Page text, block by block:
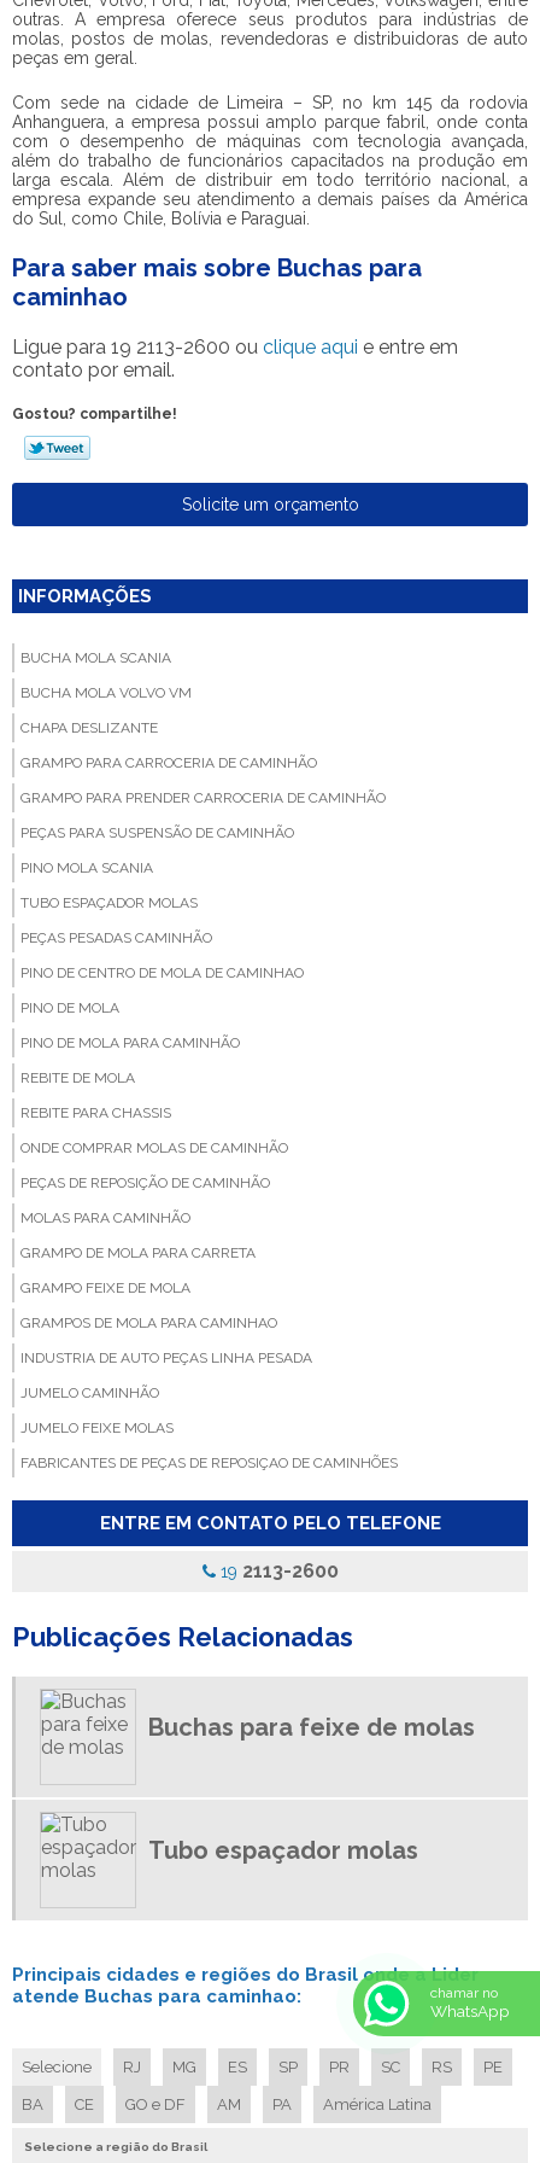
outras. A empresa oferece seus produtos para indústrias de
molas, postos de molas, revendedoras e distribuidoras de auto
peças em geral.
Com sede na cidade de Limeira – SP, no km 145 da rodovia
Anhanguera, a empresa possui amplo parque fabril, onde conta
com o desempenho de máquinas com tecnologia avançada,
além do trabalho de funcionários capacitados na produção em
larga escala. Além de distribuir em todo território nacional, a
empresa expande seu atendimento a demais países da América
do Sul, como Chile, Bolívia e Paraguai.
Para saber mais sobre Buchas para
caminhao
Ligue para 19 2113-2600 ou clique aqui e entre em
contato por email.
Gostou? compartilhe!
Solicite um orçamento
INFORMAÇÕES
BUCHA MOLA SCANIA
BUCHA MOLA VOLVO VM
CHAPA DESLIZANTE
GRAMPO PARA CARROCERIA DE CAMINHÃO
GRAMPO PARA PRENDER CARROCERIA DE CAMINHÃO
PEÇAS PARA SUSPENSÃO DE CAMINHÃO
PINO MOLA SCANIA
TUBO ESPAÇADOR MOLAS
PEÇAS PESADAS CAMINHÃO
PINO DE CENTRO DE MOLA DE CAMINHAO
PINO DE MOLA
PINO DE MOLA PARA CAMINHÃO
REBITE DE MOLA
REBITE PARA CHASSIS
ONDE COMPRAR MOLAS DE CAMINHÃO
PEÇAS DE REPOSIÇÃO DE CAMINHÃO
MOLAS PARA CAMINHÃO
GRAMPO DE MOLA PARA CARRETA
GRAMPO FEIXE DE MOLA
GRAMPOS DE MOLA PARA CAMINHAO
INDUSTRIA DE AUTO PEÇAS LINHA PESADA
JUMELO CAMINHÃO
JUMELO FEIXE MOLAS
FABRICANTES DE PEÇAS DE REPOSIÇAO DE CAMINHÕES
FABRICANTE DE BUCHA PARA MOLA
FABRICA DE BUCHA PARA CAMINHAO
FABRICA DE BUCHA PARA MOLA
FABRICA DE MOLAS PARA CAMINHÃO
DISTRIBUIDORA DE AUTO PECAS PARA CAMINHOES
DISTRIBUIDORA DE PEÇAS DE REPOSIÇÃO CAMINHÕES
EMPRESA DE BUCHA PARA MOLA
ESPIGÃO FEIXE DE MOLAS
BUCHAS PARA FEIXE DE MOLAS
BUCHA PARA MOLA
AUTO PEÇAS DE LINHA PESADA
ENTRE EM CONTATO PELO TELEFONE
19 2113-2600
Publicações Relacionadas
Buchas para feixe de molas
Tubo espaçador molas
Principais cidades e regiões do Brasil onde a Lider
atende Buchas para caminhao:
Selecione RJ MG ES SP PR SC RS PE
BA CE GO e DF AM PA América Latina
Selecione a região do Brasil
chamar no
WhatsApp